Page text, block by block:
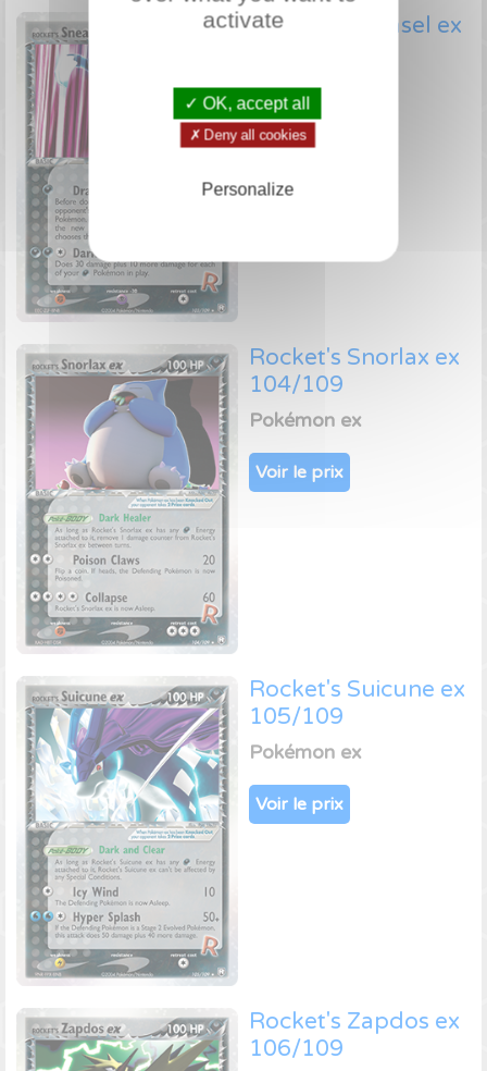
Rocket's Sneasel ex
Pokémon ex
Voir le prix
Rocket's Snorlax ex
104/109
Pokémon ex
Voir le prix
Rocket's Suicune ex
105/109
Pokémon ex
Voir le prix
Rocket's Zapdos ex
106/109
activate
✓ OK, accept all
✗ Deny all cookies
Personalize